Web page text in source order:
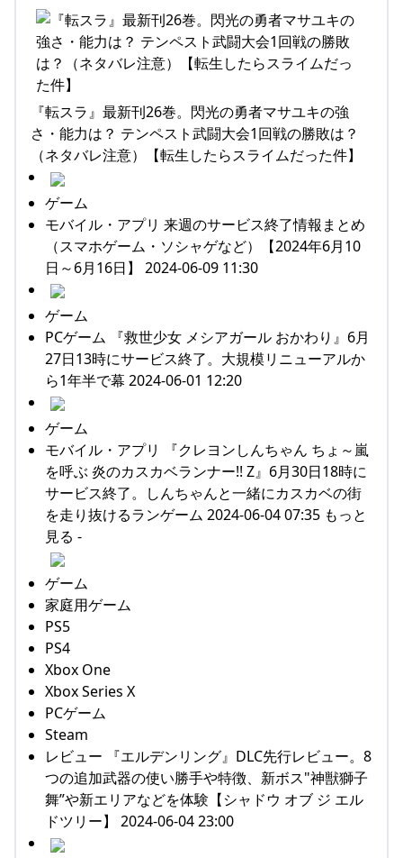
『転スラ』最新刊26巻。閃光の勇者マサユキの強
さ・能力は？ テンペスト武闘大会1回戦の勝敗は？
（ネタバレ注意）【転生したらスライムだった件】
ゲーム
モバイル・アプリ 来週のサービス終了情報まとめ
（スマホゲーム・ソシャゲなど）【2024年6月10
日～6月16日】 2024-06-09 11:30
ゲーム
PCゲーム 『救世少女 メシアガール おかわり』6月
27日13時にサービス終了。大規模リニューアルか
ら1年半で幕 2024-06-01 12:20
ゲーム
モバイル・アプリ 『クレヨンしんちゃん ちょ～嵐
を呼ぶ 炎のカスカベランナー!! Z』6月30日18時に
サービス終了。しんちゃんと一緒にカスカベの街
を走り抜けるランゲーム 2024-06-04 07:35 もっと
見る -
ゲーム
家庭用ゲーム
PS5
PS4
Xbox One
Xbox Series X
PCゲーム
Steam
レビュー 『エルデンリング』DLC先行レビュー。8
つの追加武器の使い勝手や特徴、新ボス"神獣獅子
舞”や新エリアなどを体験【シャドウ オブ ジ エル
ドツリー】 2024-06-04 23:00